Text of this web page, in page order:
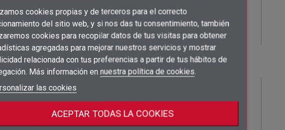
Añadir a la lista de deseos×
add_circle_outline
Crear lista de deseos ×
Nombre de la lista de deseos
Crear lista de deseos
((title)) ×
((placeholder))
((cancelText))
Iniciar sesión ×
Debe iniciar sesión para guardar productos en su lista de deseos.
((title)) ×
((label))
(( actionText ))
((title)) ×
((label))
((renameText))
cookies propias y de terceros para el correcto
del sitio web, y si nos das tu consentimiento, también
cookies para recopilar datos de tus visitas para obtener
agregadas para mejorar nuestros servicios y mostrar
relacionada con tus preferencias a partir de tus hábitos de
Más información en nuestra política de cookies.
las cookies
ACEPTAR TODAS LA COOKIES
para saber el precio!
shopping_cart
245,00 € /
shopping_cart